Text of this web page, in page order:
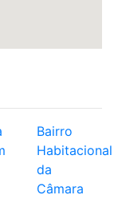
Bairro
Habitacional
da
Câmara